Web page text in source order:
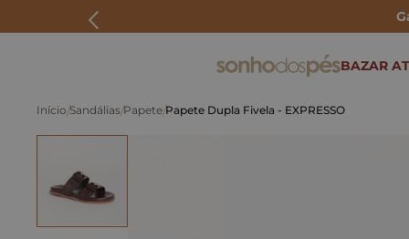
BAZAR
Sandálias Papete Papete Dupla Fivela - EXPRESSO